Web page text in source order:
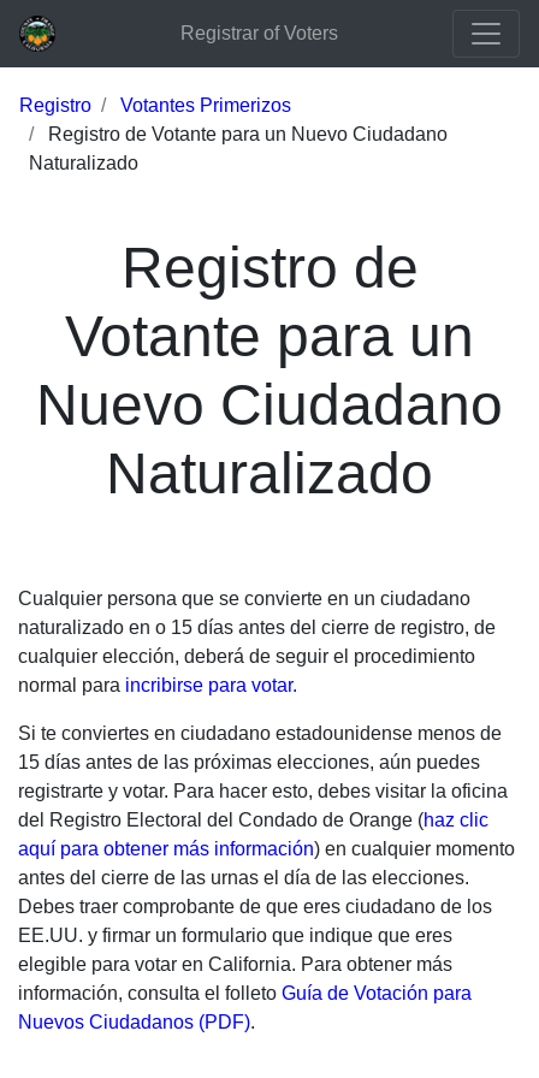
Registrar of Voters
Registro
Votantes Primerizos
Registro de Votante para un Nuevo Ciudadano
Naturalizado
Registro de
Votante para un
Nuevo Ciudadano
Naturalizado
Cualquier persona que se convierte en un ciudadano
naturalizado en o 15 días antes del cierre de registro, de
cualquier elección, deberá de seguir el procedimiento
normal para incribirse para votar.
Si te conviertes en ciudadano estadounidense menos de
15 días antes de las próximas elecciones, aún puedes
registrarte y votar. Para hacer esto, debes visitar la oficina
del Registro Electoral del Condado de Orange (haz clic
aquí para obtener más información) en cualquier momento
antes del cierre de las urnas el día de las elecciones.
Debes traer comprobante de que eres ciudadano de los
EE.UU. y firmar un formulario que indique que eres
elegible para votar en California. Para obtener más
información, consulta el folleto Guía de Votación para
Nuevos Ciudadanos (PDF).